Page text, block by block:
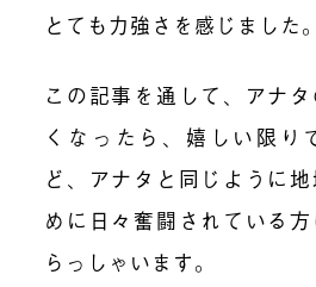
とても力強さを感じました。
この記事を通して、アナ
くなったら、嬉しい限り
ど、アナタと同じように
めに日々奮闘されている
らっしゃいます。